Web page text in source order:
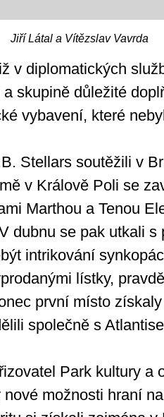
Jiří Látal a Vítězslav Vavrda
v diplomatických
skupině důležité
vybavení, které
Stellars soutěžili v
v Králově Poli se
Marthou a Tenou
dubnu se pak utkali s
intrikování
lístky,
první místo
společně s
Park kultury a
možnosti hraní